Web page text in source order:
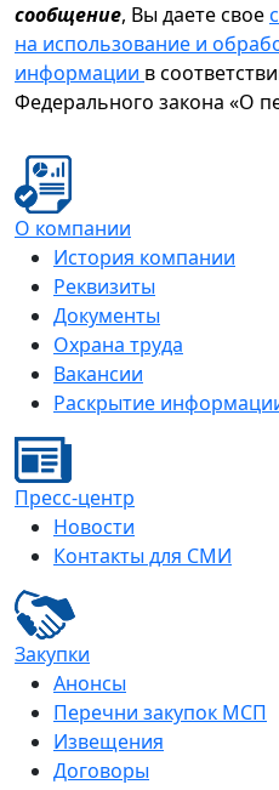
сообщение, Вы даете свое
на использование и
информации в
Федерального закона «О
О компании
История компании
Реквизиты
Документы
Охрана труда
Вакансии
Раскрытие
Пресс-центр
Новости
Контакты для СМИ
Закупки
Анонсы
Перечни закупок МСП
Извещения
Договоры